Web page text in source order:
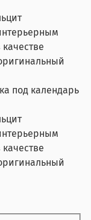
под календарь